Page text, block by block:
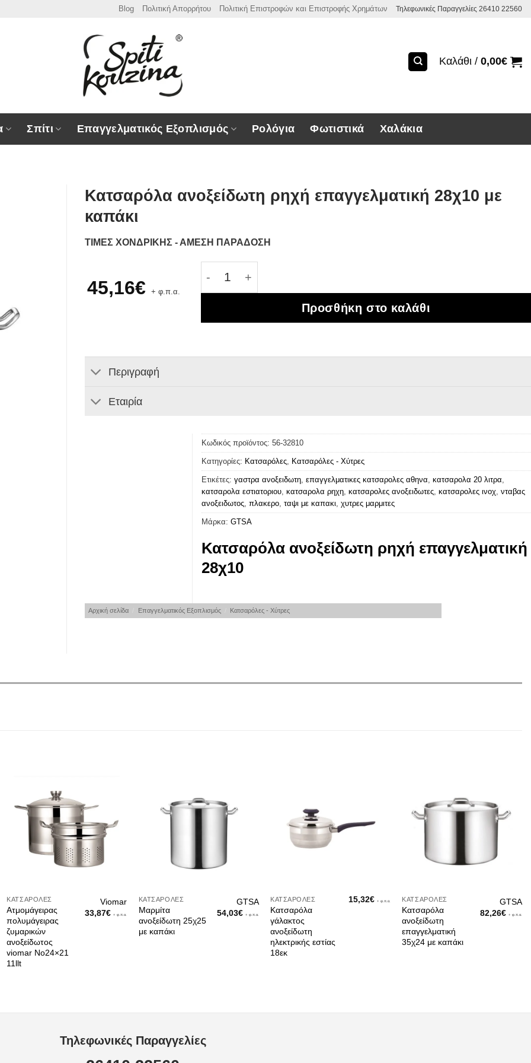
Blog Πολιτική Απορρήτου Πολιτική Επιστροφών και Επιστροφής Χρημάτων Τηλεφωνικές Παραγγελίες 26410 22560
Καλάθι / 0,00€
Σπίτι Επαγγελματικός Εξοπλισμός Ρολόγια Φωτιστικά Χαλάκια
Κατσαρόλα ανοξείδωτη ρηχή επαγγελματική 28χ10 με
καπάκι
ΤΙΜΕΣ ΧΟΝΔΡΙΚΗΣ - ΑΜΕΣΗ ΠΑΡΑΔΟΣΗ
45,16€ + φ.π.α.
Κατσαρόλα ανοξείδωτη ρηχή επαγγελματική 28χ10 με
Προσθήκη στο καλάθι
Περιγραφή
Εταιρία
Κωδικός προϊόντος: 56-32810
Κατηγορίες: Κατσαρόλες, Κατσαρόλες - Χύτρες
Ετικέτες: γαστρα ανοξειδωτη, επαγγελματικες κατσαρολες αθηνα, κατσαρολα 20 λιτρα,
κατσαρολα εστιατοριου, κατσαρολα ρηχη, κατσαρολες ανοξειδωτες, κατσαρολες ινοχ, νταβας
ανοξειδωτος, πλακερο, ταψι με καπακι, χυτρες μαρμιτες
Μάρκα: GTSA
Κατσαρόλα ανοξείδωτη ρηχή επαγγελματική
28χ10
Αρχική σελίδα Επαγγελματικός Εξοπλισμός Κατσαρόλες - Χύτρες
ΚΑΤΣΑΡΌΛΕΣ
Ατμομάγειρας
πολυμάγειρας
ζυμαρικών
ανοξείδωτος
viomar Νο24×21
11llt
Viomar
33,87€ + φ.π.α.
ΚΑΤΣΑΡΌΛΕΣ
Μαρμίτα
ανοξείδωτη 25χ25
με καπάκι
GTSA
54,03€ + φ.π.α.
ΚΑΤΣΑΡΌΛΕΣ
Κατσαρόλα
γάλακτος
ανοξείδωτη
ηλεκτρικής εστίας
18εκ
15,32€ + φ.π.α. ΚΑΤΣΑΡΌΛΕΣ
Κατσαρόλα
ανοξείδωτη
επαγγελματική
35χ24 με καπάκι
GTSA
82,26€ + φ.π.α.
Τηλεφωνικές Παραγγελίες